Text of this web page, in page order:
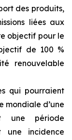
des produits,
liées aux
objectif pour le
de 100 %
renouvelable
qui pourraient
mondiale d’une
une période
une incidence